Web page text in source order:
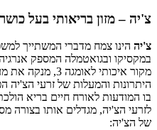
צ'יה – מזון בריאותי בעל
צ'יה הינו צמח מדברי המשתייך
במקסיקו ובגואטמלה המספק
מקור איכותי
היתרונות והמעלות של זרעי הצ'יה
בו המודעות לאורח חיים בריא
לזרעי הצ'יה, מגדלים אותו בצורה
של הצ'יה: